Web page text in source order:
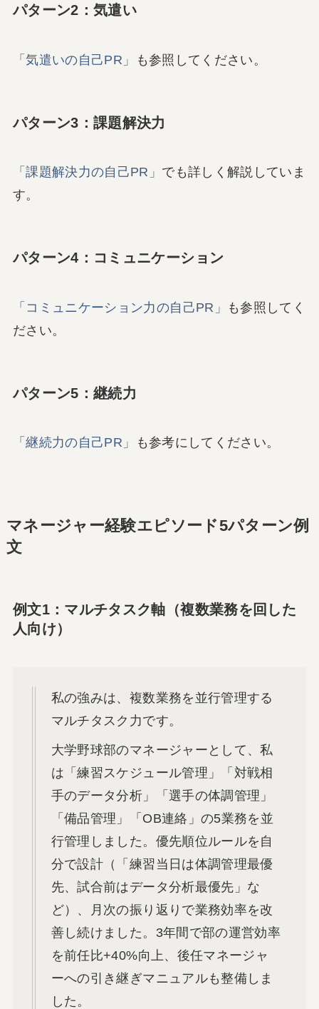
パターン2：気遣い
「気遣いの自己PR」 も参照してください。
パターン3：課題解決力
「課題解決力の自己PR」 でも詳しく解説していま
す。
パターン4：コミュニケーション
「コミュニケーション力の自己PR」
も参照してく
ださい。
パターン5：継続力
「継続力の自己PR」 も参考にしてください。
マネージャー経験エピソード5パターン例
文
例文1：マルチタスク軸（複数業務を回した
人向け）
私の強みは、複数業務を並行管理する
マルチタスク力です。
大学野球部のマネージャーとして、私
は「練習スケジュール管理」「対戦相
手のデータ分析」「選手の体調管理」
「備品管理」「OB連絡」の5業務を並
行管理しました。優先順位ルールを自
分で設計（「練習当日は体調管理最優
先、試合前はデータ分析最優先」な
ど）、月次の振り返りで業務効率を改
善し続けました。3年間で部の運営効率
を前任比+40%向上、後任マネージャ
ーへの引き継ぎマニュアルも整備しま
した。